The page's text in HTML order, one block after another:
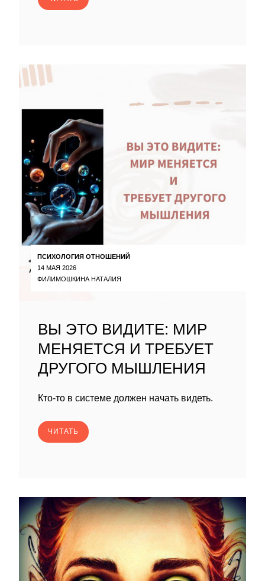
ПСИХОЛОГИЯ ОТНОШЕНИЙ
14 МАЯ 2026
ФИЛИМОШКИНА НАТАЛИЯ
ВЫ ЭТО ВИДИТЕ: МИР
МЕНЯЕТСЯ И ТРЕБУЕТ
ДРУГОГО МЫШЛЕНИЯ
Кто-то в системе должен начать видеть.
ЧИТАТЬ